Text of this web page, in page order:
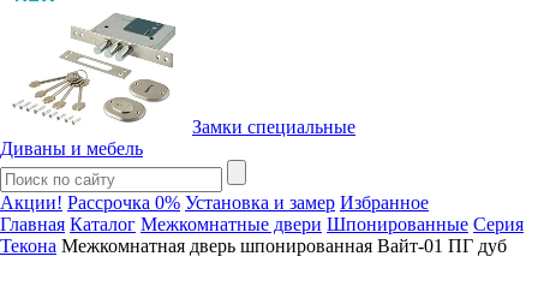
Замки специальные
Диваны и мебель
Акции! Рассрочка 0% Установка и замер Избранное
Главная Каталог Межкомнатные двери Шпонированные Серия
Текона Межкомнатная дверь шпонированная Вайт-01 ПГ дуб